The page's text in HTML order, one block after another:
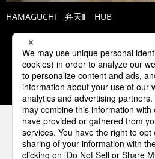
HAMAGUCHI 弁天Ⅱ HUB
1 2 3
パナソニックの電気設備